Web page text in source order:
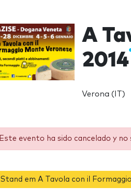
A
2014
Verona (IT)
Este evento ha sido cancelado y no
Stand em A Tavola con il